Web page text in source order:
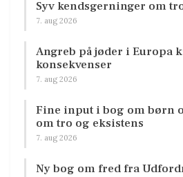
Syv kendsgerninger om
7. aug 2026
Angreb på jøder i Europa
konsekvenser
7. aug 2026
Fine input i bog om børn
om tro og eksistens
7. aug 2026
Ny bog om fred fra